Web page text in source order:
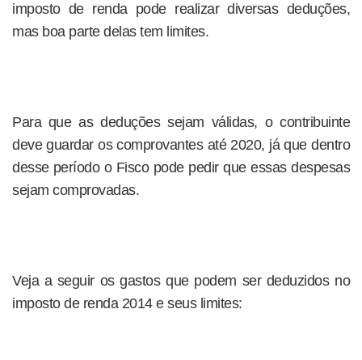
imposto de renda pode realizar diversas deduções,
mas boa parte delas tem limites.
Para que as deduções sejam válidas, o contribuinte
deve guardar os comprovantes até 2020, já que dentro
desse período o Fisco pode pedir que essas despesas
sejam comprovadas.
Veja a seguir os gastos que podem ser deduzidos no
imposto de renda 2014 e seus limites: